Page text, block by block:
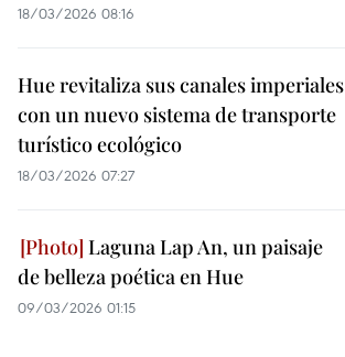
18/03/2026 08:16
Hue revitaliza sus canales imperiales
con un nuevo sistema de transporte
turístico ecológico
18/03/2026 07:27
Laguna Lap An, un paisaje
de belleza poética en Hue
09/03/2026 01:15